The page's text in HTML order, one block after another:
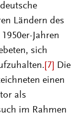
Ländern des
Jahren
sich
[7]
Die
einen
als
im Rahmen